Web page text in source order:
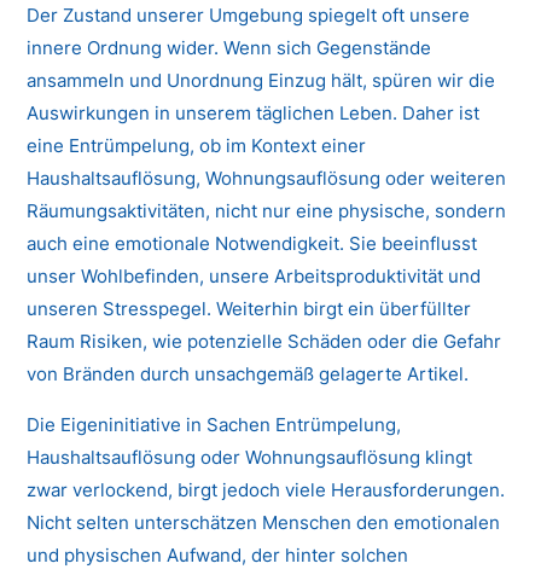
Der Zustand unserer Umgebung spiegelt oft unsere
innere Ordnung wider. Wenn sich Gegenstände
ansammeln und Unordnung Einzug hält, spüren wir die
Auswirkungen in unserem täglichen Leben. Daher ist
eine Entrümpelung, ob im Kontext einer
Haushaltsauflösung, Wohnungsauflösung oder weiteren
Räumungsaktivitäten, nicht nur eine physische, sondern
auch eine emotionale Notwendigkeit. Sie beeinflusst
unser Wohlbefinden, unsere Arbeitsproduktivität und
unseren Stresspegel. Weiterhin birgt ein überfüllter
Raum Risiken, wie potenzielle Schäden oder die Gefahr
von Bränden durch unsachgemäß gelagerte Artikel.
Die Eigeninitiative in Sachen Entrümpelung,
Haushaltsauflösung oder Wohnungsauflösung klingt
zwar verlockend, birgt jedoch viele Herausforderungen.
Nicht selten unterschätzen Menschen den emotionalen
und physischen Aufwand, der hinter solchen